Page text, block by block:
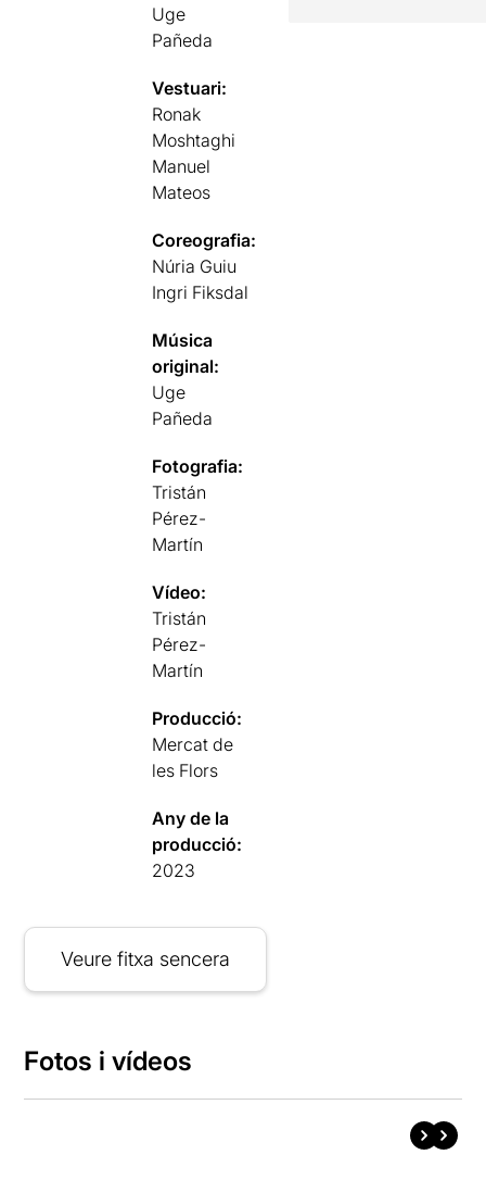
Uge
Pañeda
Vestuari:
Ronak
Moshtaghi
Manuel
Mateos
Coreografia:
Núria Guiu
Ingri Fiksdal
Música
original:
Uge
Pañeda
Fotografia:
Tristán
Pérez-
Martín
Vídeo:
Tristán
Pérez-
Martín
Producció:
Mercat de
les Flors
Any de la
producció:
2023
Veure fitxa sencera
Fotos i vídeos